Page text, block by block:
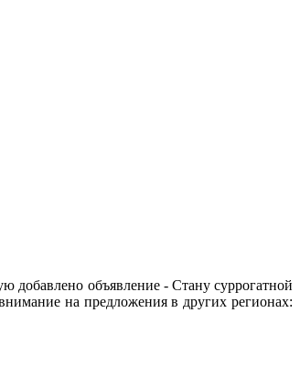
добавлено объявление - Cтану суррогатной
на предложения в других регионах: